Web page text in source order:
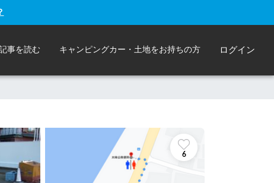
事を読む キャンピングカー・土地をお持ちの方 ログイン
6